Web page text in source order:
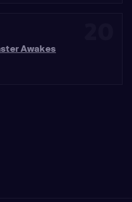
Awakes